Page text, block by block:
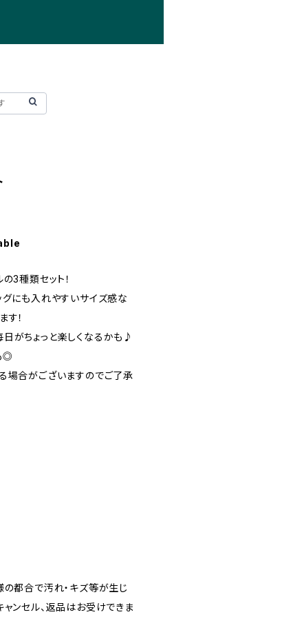
3種類セット！
グにも入れやすいサイズ感な
す！
がちょっと楽しくなるかも♪
◎
場合がございますのでご了承
の都合で汚れ・キズ等が生じ
ンセル、返品はお受けできま